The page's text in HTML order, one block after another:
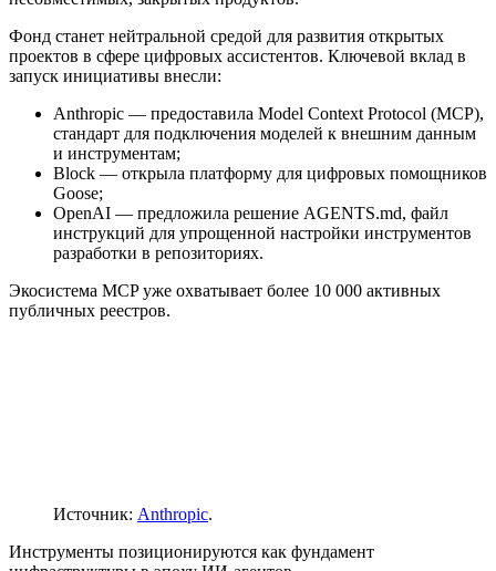
Фонд станет нейтральной средой для развития открытых
проектов в сфере цифровых ассистентов. Ключевой вклад в
запуск инициативы внесли:
Anthropic — предоставила Model Context Protocol (MCP),
стандарт для подключения моделей к внешним данным
и инструментам;
Block — открыла платформу для цифровых помощников
Goose;
OpenAI — предложила решение AGENTS.md, файл
инструкций для упрощенной настройки инструментов
разработки в репозиториях.
Экосистема MCP уже охватывает более 10 000 активных
публичных реестров.
Источник: Anthropic.
Инструменты позиционируются как фундамент